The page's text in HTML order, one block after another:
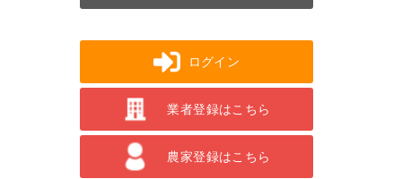
ログイン
業者登録はこちら
農家登録はこちら